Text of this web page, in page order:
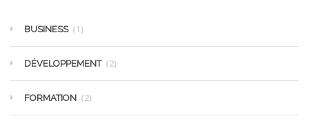
BUSINESS (1)
DÉVELOPPEMENT (2)
FORMATION (2)